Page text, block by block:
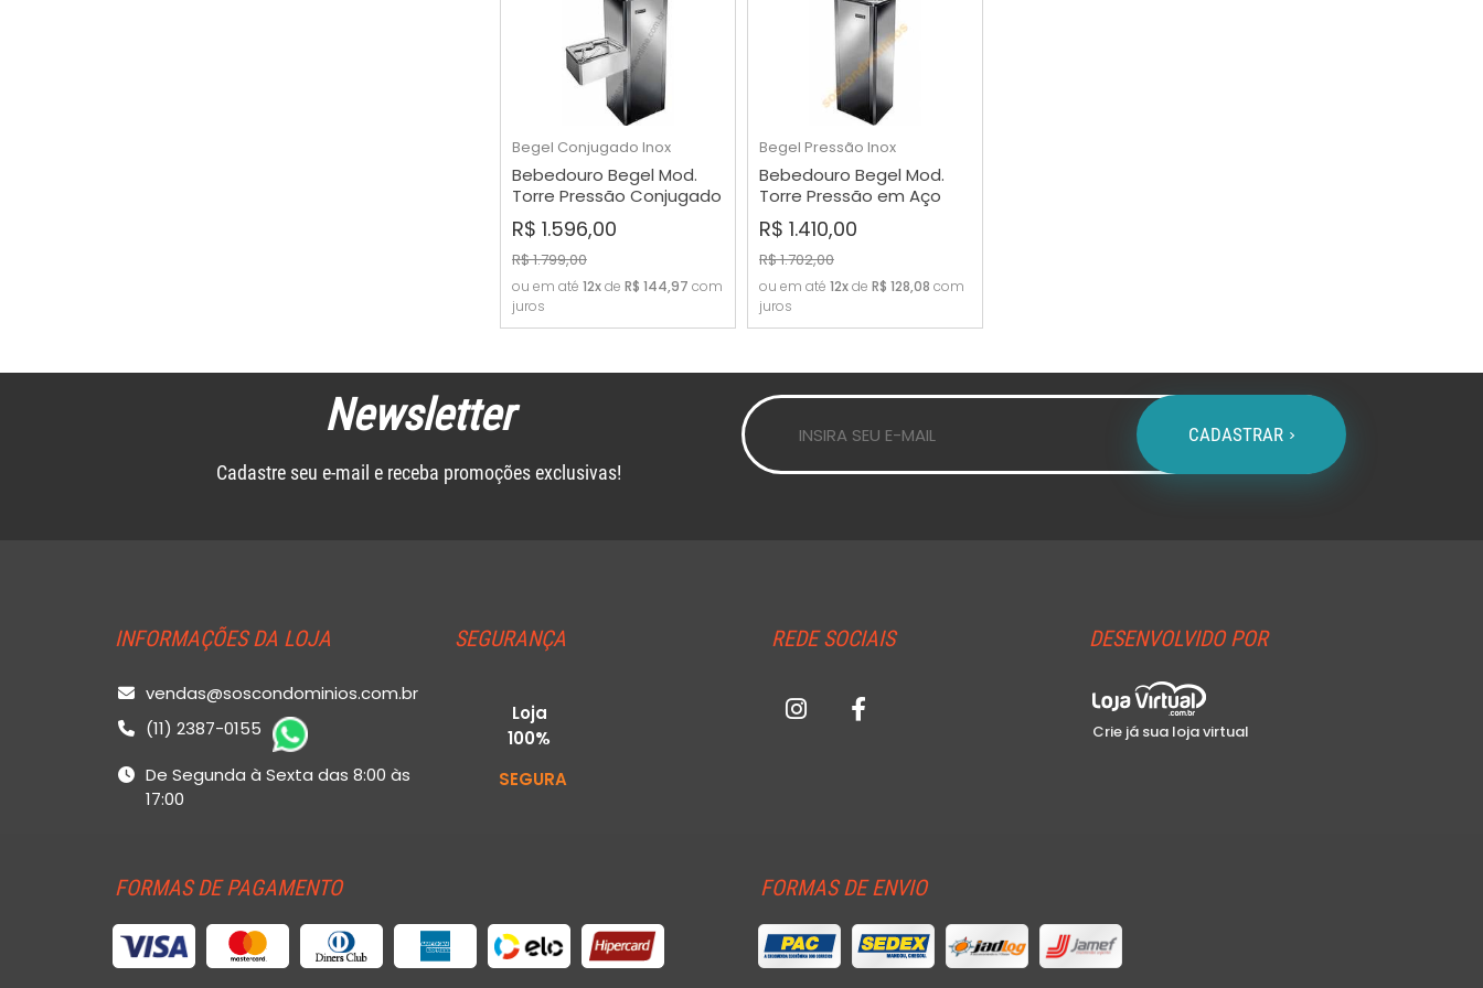
Begel Conjugado Inox
Bebedouro Begel Mod.
Torre Pressão Conjugado
em Aço Inox - cód. BRC40
R$ 1.596,00
R$ 1.799,00
ou em até 12xde R$ 144,97 com
juros
VER MAIS
Begel Pressão Inox
Bebedouro Begel Mod.
Torre Pressão em Aço
Inox - cód. BRX40
R$ 1.410,00
R$ 1.702,00
ou em até 12xde R$ 128,08 com
juros
VER MAIS
Newsletter
Cadastre seu e-mail e receba promoções exclusivas!
CADASTRAR
INFORMAÇÕES DA LOJA
vendas@soscondominios.com.br
(11) 2387-0155
De Segunda à Sexta das 8:00 às
17:00
SEGURANÇA
Loja
100%
SEGURA
REDE SOCIAIS DESENVOLVIDO POR
Crie já sua loja virtual
FORMAS DE PAGAMENTO FORMAS DE ENVIO